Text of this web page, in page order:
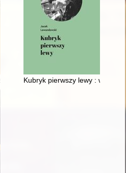
zagłębiowskiego regionu
Kubryk pierwszy lewy :